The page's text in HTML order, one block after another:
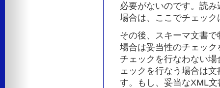
必要がないのです。読
場合は、ここでチェッ
その後、スキーマ文書
場合は妥当性のチェッ
チェックを行なわない
ェックを行なう場合は
す。もし、妥当なXML